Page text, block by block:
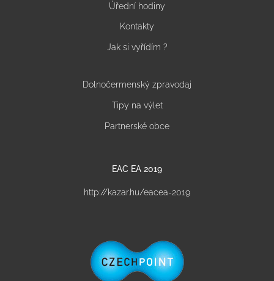
Úřední hodiny
Kontakty
Jak si vyřídím ?
Dolnočermenský zpravodaj
Tipy na výlet
Partnerské obce
EAC EA 2019
http://kazar.hu/eacea-2019